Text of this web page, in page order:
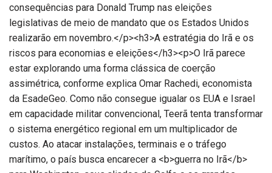
consequências para Donald Trump nas eleições
legislativas de meio de mandato que os Estados Unidos
realizarão em novembro.</p><h3>A estratégia do Irã e os
riscos para economias e eleições</h3><p>O Irã parece
estar explorando uma forma clássica de coerção
assimétrica, conforme explica Omar Rachedi, economista
da EsadeGeo. Como não consegue igualar os EUA e Israel
em capacidade militar convencional, Teerã tenta transformar
o sistema energético regional em um multiplicador de
custos. Ao atacar instalações, terminais e o tráfego
marítimo, o país busca encarecer a <b>guerra no Irã</b>